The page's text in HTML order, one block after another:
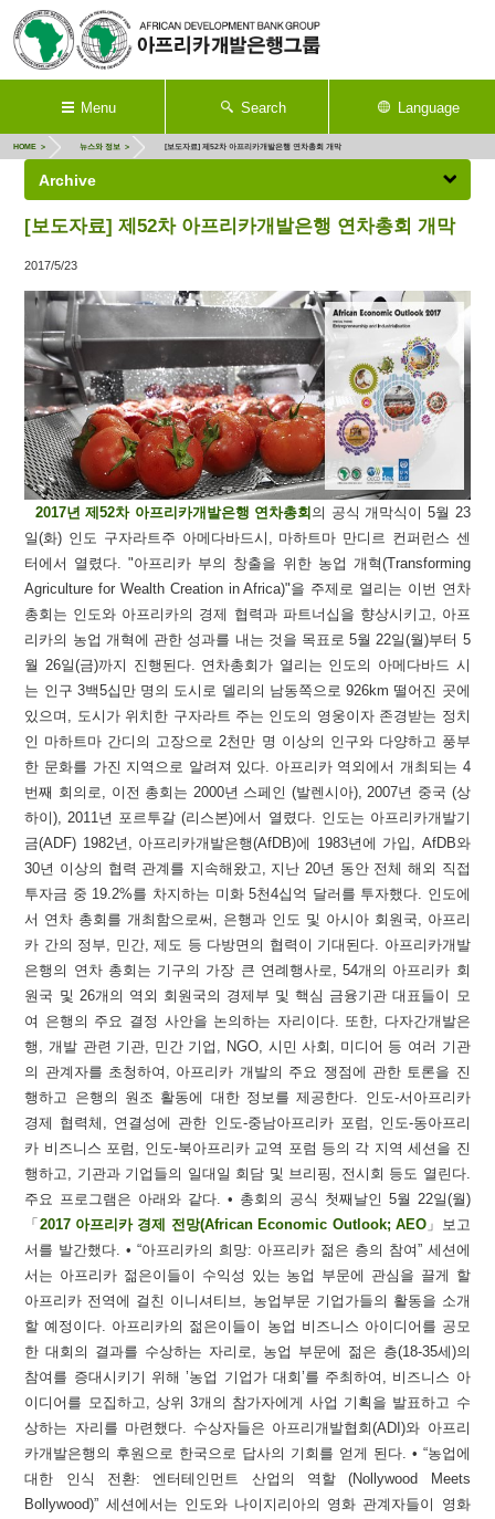
Menu Search Language
HOME 뉴스와 정보 [보도자료] 제52차 아프리카개발은행 연차총회 개막
Archive
[보도자료] 제52차 아프리카개발은행 연차총회 개막
2017/5/23
2017년 제52차 아프리카개발은행 연차총회의 공식 개막식이 5월 23
일(화) 인도 구자라트주 아메다바드시, 마하트마 만디르 컨퍼런스 센
터에서 열렸다. "아프리카 부의 창출을 위한 농업 개혁(Transforming
Agriculture for Wealth Creation in Africa)"을 주제로 열리는 이번 연차
총회는 인도와 아프리카의 경제 협력과 파트너십을 향상시키고, 아프
리카의 농업 개혁에 관한 성과를 내는 것을 목표로 5월 22일(월)부터 5
월 26일(금)까지 진행된다. 연차총회가 열리는 인도의 아메다바드 시
는 인구 3백5십만 명의 도시로 델리의 남동쪽으로 926km 떨어진 곳에
있으며, 도시가 위치한 구자라트 주는 인도의 영웅이자 존경받는 정치
인 마하트마 간디의 고장으로 2천만 명 이상의 인구와 다양하고 풍부
한 문화를 가진 지역으로 알려져 있다. 아프리카 역외에서 개최되는 4
번째 회의로, 이전 총회는 2000년 스페인 (발렌시아), 2007년 중국 (상
하이), 2011년 포르투갈 (리스본)에서 열렸다. 인도는 아프리카개발기
금(ADF) 1982년, 아프리카개발은행(AfDB)에 1983년에 가입, AfDB와
30년 이상의 협력 관계를 지속해왔고, 지난 20년 동안 전체 해외 직접
투자금 중 19.2%를 차지하는 미화 5천4십억 달러를 투자했다. 인도에
서 연차 총회를 개최함으로써, 은행과 인도 및 아시아 회원국, 아프리
카 간의 정부, 민간, 제도 등 다방면의 협력이 기대된다. 아프리카개발
은행의 연차 총회는 기구의 가장 큰 연례행사로, 54개의 아프리카 회
원국 및 26개의 역외 회원국의 경제부 및 핵심 금융기관 대표들이 모
여 은행의 주요 결정 사안을 논의하는 자리이다. 또한, 다자간개발은
행, 개발 관련 기관, 민간 기업, NGO, 시민 사회, 미디어 등 여러 기관
의 관계자를 초청하여, 아프리카 개발의 주요 쟁점에 관한 토론을 진
행하고 은행의 원조 활동에 대한 정보를 제공한다. 인도-서아프리카
경제 협력체, 연결성에 관한 인도-중남아프리카 포럼, 인도-동아프리
카 비즈니스 포럼, 인도-북아프리카 교역 포럼 등의 각 지역 세션을 진
행하고, 기관과 기업들의 일대일 회담 및 브리핑, 전시회 등도 열린다.
주요 프로그램은 아래와 같다. • 총회의 공식 첫째날인 5월 22일(월)
「2017 아프리카 경제 전망(African Economic Outlook; AEO」보고
서를 발간했다. • “아프리카의 희망: 아프리카 젊은 층의 참여” 세션에
서는 아프리카 젊은이들이 수익성 있는 농업 부문에 관심을 끌게 할
아프리카 전역에 걸친 이니셔티브, 농업부문 기업가들의 활동을 소개
할 예정이다. 아프리카의 젊은이들이 농업 비즈니스 아이디어를 공모
한 대회의 결과를 수상하는 자리로, 농업 부문에 젊은 층(18-35세)의
참여를 증대시키기 위해 ’농업 기업가 대회’를 주최하여, 비즈니스 아
이디어를 모집하고, 상위 3개의 참가자에게 사업 기획을 발표하고 수
상하는 자리를 마련했다. 수상자들은 아프리개발협회(ADI)와 아프리
카개발은행의 후원으로 한국으로 답사의 기회를 얻게 된다. • “농업에
대한 인식 전환: 엔터테인먼트 산업의 역할 (Nollywood Meets
Bollywood)” 세션에서는 인도와 나이지리아의 영화 관계자들이 영화